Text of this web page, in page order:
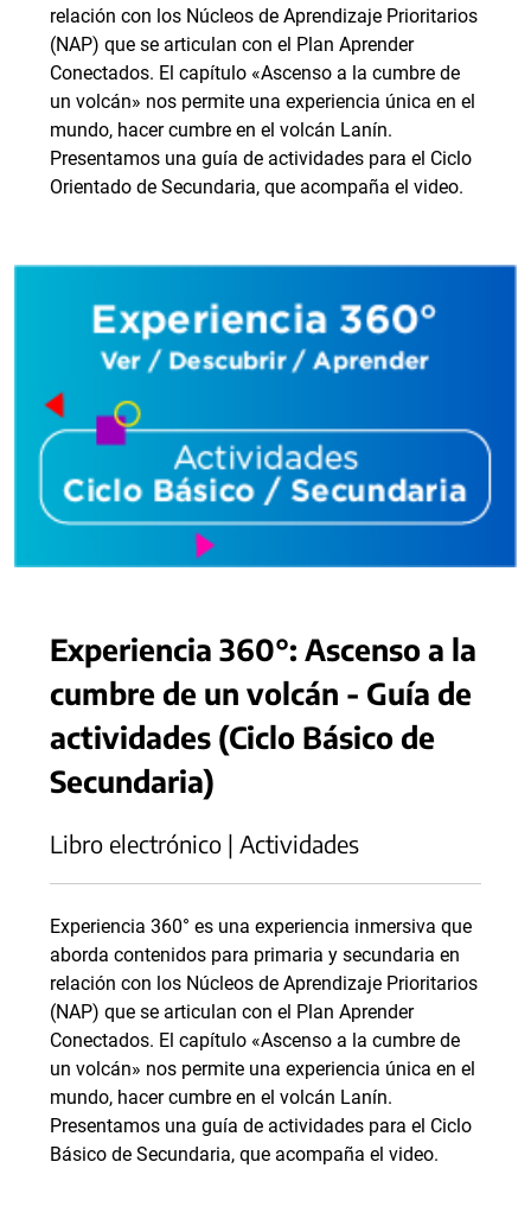
relación con los Núcleos de Aprendizaje Prioritarios
(NAP) que se articulan con el Plan Aprender
Conectados. El capítulo «Ascenso a la cumbre de
un volcán» nos permite una experiencia única en el
mundo, hacer cumbre en el volcán Lanín.
Presentamos una guía de actividades para el Ciclo
Orientado de Secundaria, que acompaña el video.
Experiencia 360°: Ascenso a la
cumbre de un volcán - Guía de
actividades (Ciclo Básico de
Secundaria)
Libro electrónico | Actividades
Experiencia 360° es una experiencia inmersiva que
aborda contenidos para primaria y secundaria en
relación con los Núcleos de Aprendizaje Prioritarios
(NAP) que se articulan con el Plan Aprender
Conectados. El capítulo «Ascenso a la cumbre de
un volcán» nos permite una experiencia única en el
mundo, hacer cumbre en el volcán Lanín.
Presentamos una guía de actividades para el Ciclo
Básico de Secundaria, que acompaña el video.